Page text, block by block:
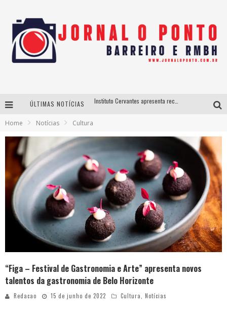
ÚLTIMAS NOTÍCIAS
Home Notícias Cultura
“Figa – Festival de Gastronomia e Arte” apresenta novos
talentos da gastronomia de Belo Horizonte
Redacao 15 de junho de 2022 Cultura, Notícias